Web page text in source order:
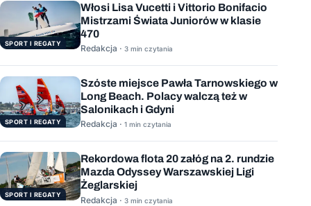
SPORT I REGATY
Włosi Lisa Vucetti i Vittorio Bonifacio
Mistrzami Świata Juniorów w klasie
470
Redakcja · 3 min czytania
SPORT I REGATY
Szóste miejsce Pawła Tarnowskiego w
Long Beach. Polacy walczą też w
Salonikach i Gdyni
Redakcja · 1 min czytania
SPORT I REGATY
Rekordowa flota 20 załóg na 2. rundzie
Mazda Odyssey Warszawskiej Ligi
Żeglarskiej
Redakcja · 3 min czytania